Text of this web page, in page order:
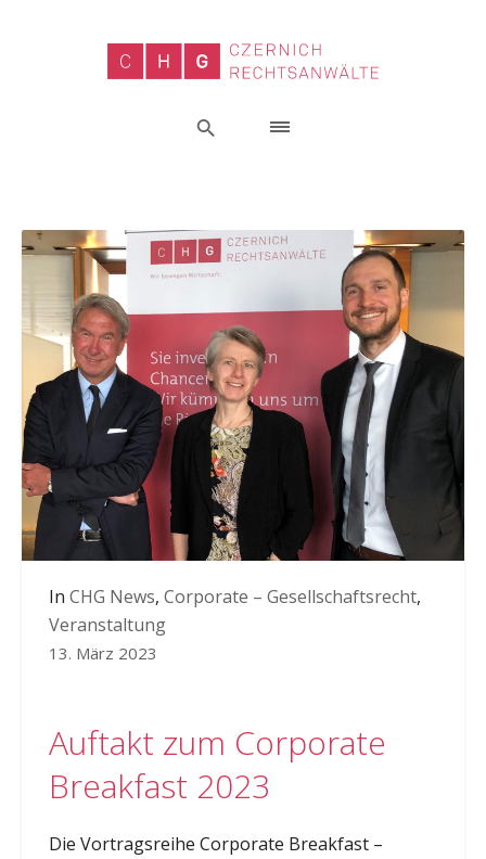
In CHG News, Corporate – Gesellschaftsrecht,
Veranstaltung
13. März 2023
Auftakt zum Corporate
Breakfast 2023
Die Vortragsreihe Corporate Breakfast –